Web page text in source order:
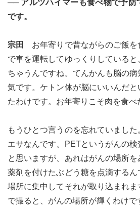
── アルツハイマーも食べ物で予防
です。
宗田
お年寄りで昔ながらのご飯を
で車を運転してゆっくりしている
ちゃうんですね。てんかんも脳の
気です。ケトン体が脳にいいんだと
たわけです。お年寄りこそ肉を食べ
もうひとつ言うのを忘れていまし
エサなんです。PETというがんの
と思いますが、あれはがんの場所
薬剤を付けたぶどう糖を点滴する
場所に集中してそれが取り込まれ
で撮ると、がんの場所が輝くわけで